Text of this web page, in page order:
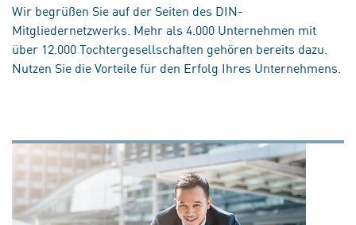
Wir begrüßen Sie auf der Seiten des DIN-
Mitgliedernetzwerks. Mehr als 4.000 Unternehmen mit
über 12.000 Tochtergesellschaften gehören bereits dazu.
Nutzen Sie die Vorteile für den Erfolg Ihres Unternehmens.